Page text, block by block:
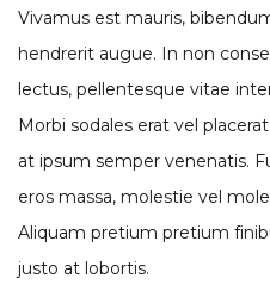
Vivamus est mauris,
hendrerit augue. In non
lectus, pellentesque vitae
Morbi sodales erat vel
at ipsum semper venenatis.
eros massa, molestie vel
Aliquam pretium pretium
justo at lobortis.